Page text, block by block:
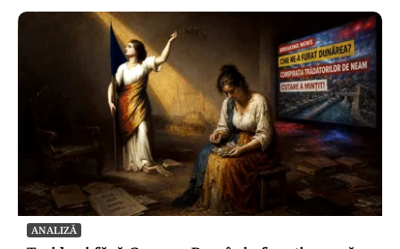
Bonificația de 3% pentru firme va fi
acordată automat. Ministerul
Finanțelor elimină cererile și
documentele suplimentare
Oficiuldestiri.ro
Atacurile cibernetice expun
vulnerabilitățile statului român: ANP
repetă scenariul e‑Terra. Ce ascund
comunicările oficiale și cine răspunde
pentru mentenanța IT a instituțiilor
publice
Alte Articole Importante